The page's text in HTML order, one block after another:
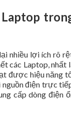
nhiều lợi ích rõ
các Laptop, nhất
được hiệu năng
điện trực
cấp dòng điện